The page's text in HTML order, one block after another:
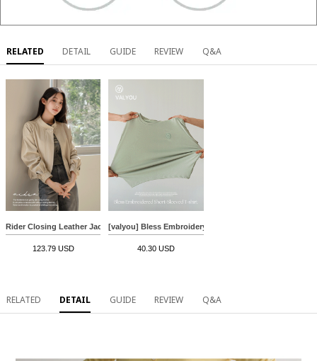
RELATED DETAIL GUIDE REVIEW Q&A
Rider Closing Leather Jacket
123.79 USD
[valyou] Bless Embroidery Short-sleeve T-shirt
40.30 USD
RELATED DETAIL GUIDE REVIEW Q&A